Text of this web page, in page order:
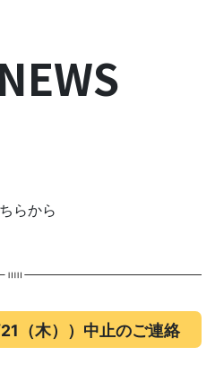
らから
（木））中止のご連絡